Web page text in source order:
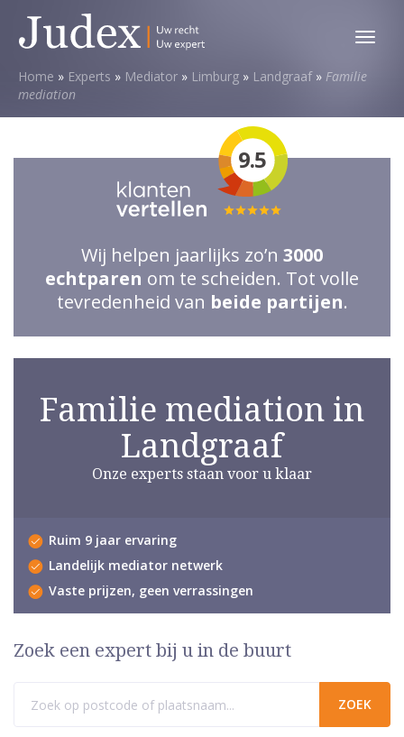
Toggle
Home » Experts » Mediator » Limburg » Landgraaf» Familie
mediation
9.5
Totale
waardering:
5
van
Wij helpen jaarlijks zo’n 3000
echtparen om te scheiden. Tot volle
tevredenheid van beide partijen.
Familie mediation in
Landgraaf
Onze experts staan voor u klaar
Ruim 9 jaar ervaring
Landelijk mediator netwerk
Vaste prijzen, geen verrassingen
Zoek een expert bij u in de buurt